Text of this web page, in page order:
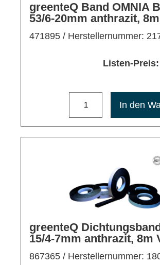
greenteQ Band OMNIA
53/6-20mm anthrazit,
Rollen
471895 / Herstellernummer:
Listen-Preis:
In den
greenteQ
15/4-7mm anthrazit, 8m
außen/mitte
867365 / Herstellernummer: